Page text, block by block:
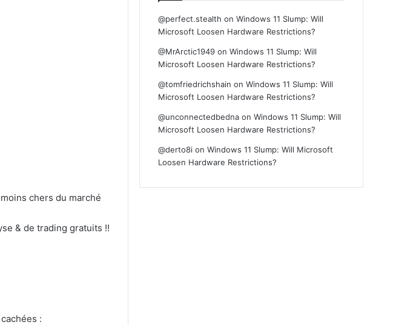
chers du marché
& de trading gratuits !!
:
@perfect.stealth onWindows 11 Slump: Will
Microsoft Loosen Hardware Restrictions?
@MrArctic1949 onWindows 11 Slump: Will
Microsoft Loosen Hardware Restrictions?
@tomfriedrichshain onWindows 11 Slump: Will
Microsoft Loosen Hardware Restrictions?
@unconnectedbedna onWindows 11 Slump: Will
Microsoft Loosen Hardware Restrictions?
@derto8i onWindows 11 Slump: Will Microsoft
Loosen Hardware Restrictions?